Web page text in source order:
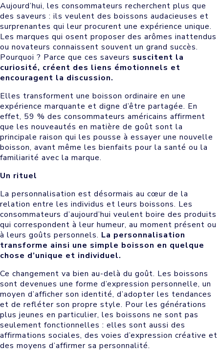
Aujourd’hui, les consommateurs recherchent plus que
des saveurs : ils veulent des boissons audacieuses et
surprenantes qui leur procurent une expérience unique.
Les marques qui osent proposer des arômes inattendus
ou novateurs connaissent souvent un grand succès.
Pourquoi ? Parce que ces saveurs suscitent la
curiosité, créent des liens émotionnels et
encouragent la discussion.
Elles transforment une boisson ordinaire en une
expérience marquante et digne d’être partagée. En
effet, 59 % des consommateurs américains affirment
que les nouveautés en matière de goût sont la
principale raison qui les pousse à essayer une nouvelle
boisson, avant même les bienfaits pour la santé ou la
familiarité avec la marque.
Un rituel
La personnalisation est désormais au cœur de la
relation entre les individus et leurs boissons. Les
consommateurs d’aujourd’hui veulent boire des produits
qui correspondent à leur humeur, au moment présent ou
à leurs goûts personnels. La personnalisation
transforme ainsi une simple boisson en quelque
chose d’unique et individuel.
Ce changement va bien au-delà du goût. Les boissons
sont devenues une forme d’expression personnelle, un
moyen d’afficher son identité, d’adopter les tendances
et de refléter son propre style. Pour les générations
plus jeunes en particulier, les boissons ne sont pas
seulement fonctionnelles : elles sont aussi des
affirmations sociales, des voies d’expression créative et
des moyens d’affirmer sa personnalité.